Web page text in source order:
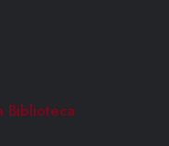
Biblioteca